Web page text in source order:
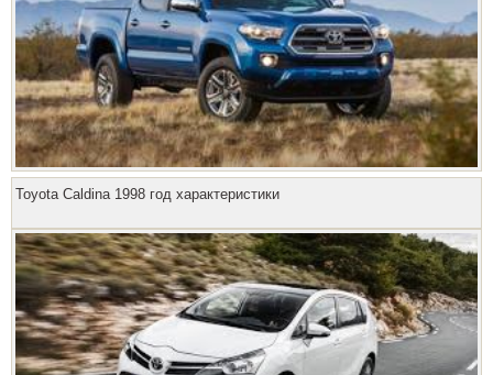
Toyota Caldina 1998 год характеристики